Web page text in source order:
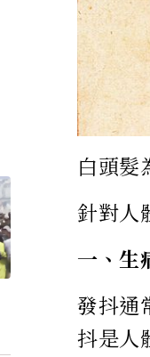
白頭
針對人
一、生
發抖通
抖是人